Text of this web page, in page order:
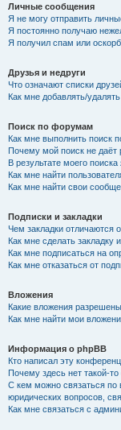
Личные сообщения
Я не могу отправить
Я постоянно получаю
Я получил спам или
Друзья и недруги
Что означают списки
Как мне добавлять/
Поиск по форумам
Как мне выполнить поиск
Почему мой поиск не даёт
В результате моего
Как мне найти
Как мне найти свои
Подписки и закладки
Чем закладки отличаются
Как мне сделать закладку
Как мне подписаться на
Как мне отказаться от
Вложения
Какие вложения
Как мне найти мои
Информация о phpBB
Кто написал эту
Почему здесь нет такой-
С кем можно связаться по
юридических вопросов,
Как мне связаться с